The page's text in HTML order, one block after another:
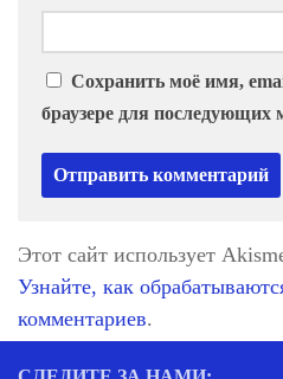
Сохранить моё имя,
браузере для последующих
Этот сайт использует
Узнайте, как
комментариев.